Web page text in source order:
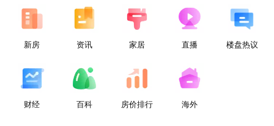
新房 资讯 家居 直播 楼盘热议
财经 百科 房价排行 海外